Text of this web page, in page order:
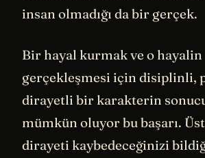
insan olmadığı da bir gerçek.
Bir hayal kurmak ve o hayalin
gerçekleşmesi için disiplinli,
dirayetli bir karakterin
mümkün oluyor bu başarı.
dirayeti kaybedeceğinizi